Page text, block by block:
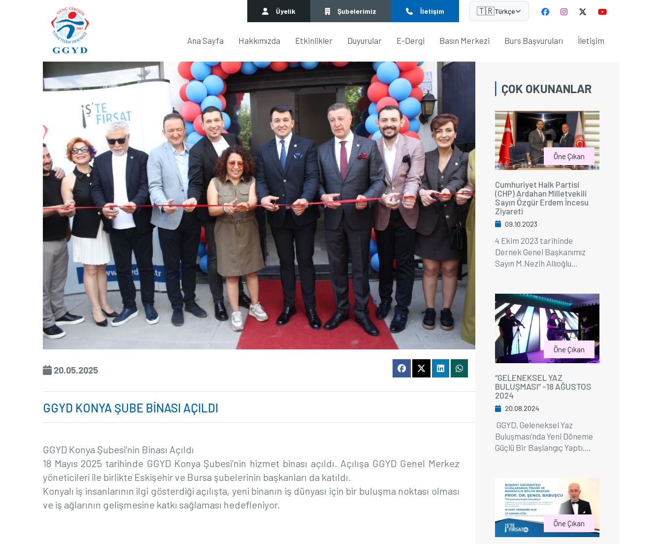
Üyelik Şubelerimiz İletişim 🇹🇷Türkçe
Ana Sayfa Hakkımızda Etkinlikler Duyurular E-Dergi Basın Merkezi Burs Başvuruları İletişim
20.05.2025
GGYD KONYA ŞUBE BINASI AÇILDI
GGYD Konya Şubesi’nin Binası Açıldı
18 Mayıs 2025 tarihinde GGYD Konya Şubesi’nin hizmet binası açıldı. Açılışa GGYD Genel Merkez
yöneticileri ile birlikte Eskişehir ve Bursa şubelerinin başkanları da katıldı.
Konyalı iş insanlarının ilgi gösterdiği açılışta, yeni binanın iş dünyası için bir buluşma noktası olması
ve iş ağlarının gelişmesine katkı sağlaması hedefleniyor.
ÇOK OKUNANLAR
Öne Çıkan
Cumhuriyet Halk Partisi
(CHP) Ardahan Milletvekili
Sayın Özgür Erdem İncesu
Ziyareti
09.10.2023
4 Ekim 2023 tarihinde
Dernek Genel Başkanımız
Sayın M.Nezih Allıoğlu...
Öne Çıkan
“GELENEKSEL YAZ
BULUŞMASI” -18 AĞUSTOS
2024
20.08.2024
GGYD, Geleneksel Yaz
Buluşması’nda Yeni Döneme
Güçlü Bir Başlangıç Yaptı....
Öne Çıkan